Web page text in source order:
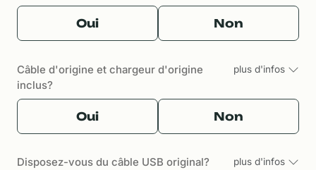
Oui Non
Câble d'origine et chargeur d'origine
inclus?
plus d'infos
Oui Non
Disposez-vous du câble USB original? plus d'infos